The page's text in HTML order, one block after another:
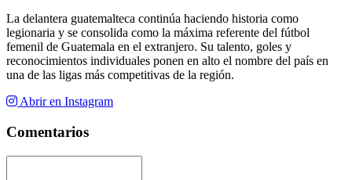
La delantera guatemalteca continúa haciendo historia como
legionaria y se consolida como la máxima referente del fútbol
femenil de Guatemala en el extranjero. Su talento, goles y
reconocimientos individuales ponen en alto el nombre del país en
una de las ligas más competitivas de la región.
Abrir en Instagram
Comentarios